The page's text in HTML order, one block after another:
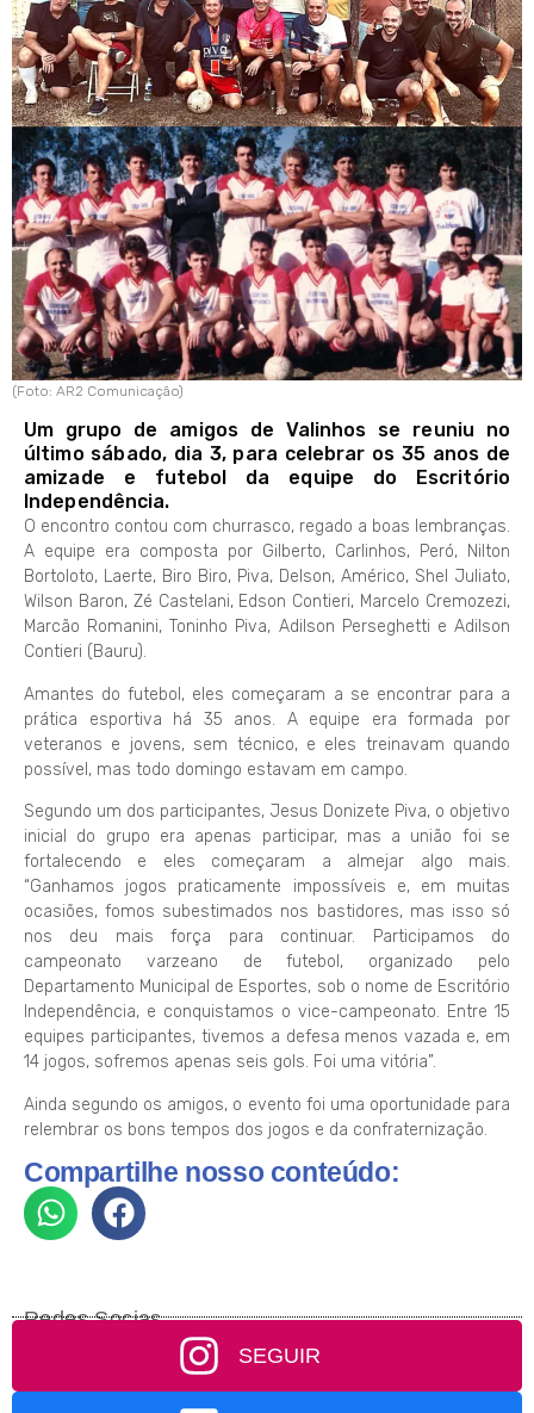
(Foto: AR2 Comunicação)
Um grupo de amigos de Valinhos se reuniu no
último sábado, dia 3, para celebrar os 35 anos de
amizade e futebol da equipe do Escritório
Independência.
O encontro contou com churrasco, regado a boas lembranças.
A equipe era composta por Gilberto, Carlinhos, Peró, Nilton
Bortoloto, Laerte, Biro Biro, Piva, Delson, Américo, Shel Juliato,
Wilson Baron, Zé Castelani, Edson Contieri, Marcelo Cremozezi,
Marcão Romanini, Toninho Piva, Adilson Perseghetti e Adilson
Contieri (Bauru).
Amantes do futebol, eles começaram a se encontrar para a
prática esportiva há 35 anos. A equipe era formada por
veteranos e jovens, sem técnico, e eles treinavam quando
possível, mas todo domingo estavam em campo.
Segundo um dos participantes, Jesus Donizete Piva, o objetivo
inicial do grupo era apenas participar, mas a união foi se
fortalecendo e eles começaram a almejar algo mais.
“Ganhamos jogos praticamente impossíveis e, em muitas
ocasiões, fomos subestimados nos bastidores, mas isso só
nos deu mais força para continuar. Participamos do
campeonato varzeano de futebol, organizado pelo
Departamento Municipal de Esportes, sob o nome de Escritório
Independência, e conquistamos o vice-campeonato. Entre 15
equipes participantes, tivemos a defesa menos vazada e, em
14 jogos, sofremos apenas seis gols. Foi uma vitória”.
Ainda segundo os amigos, o evento foi uma oportunidade para
relembrar os bons tempos dos jogos e da confraternização.
Compartilhe nosso conteúdo:
Redes Socias
SEGUIR